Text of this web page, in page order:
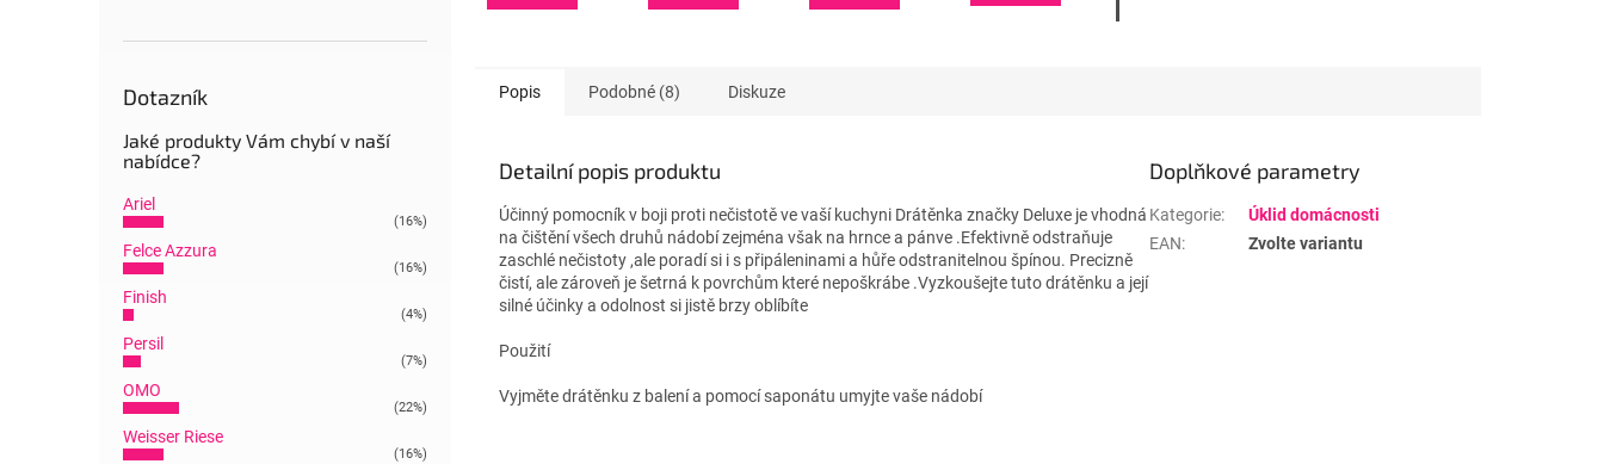
Dotazník
Jaké produkty Vám chybí v naší
nabídce?
Ariel
(16%)
Felce Azzura
(16%)
Finish
(4%)
Persil
(7%)
OMO
(22%)
Weisser Riese
(16%)
Popis Podobné (8) Diskuze
Detailní popis produktu
Účinný pomocník v boji proti nečistotě ve vaší kuchyni Drátěnka značky Deluxe je vhodná
na čištění všech druhů nádobí zejména však na hrnce a pánve .Efektivně odstraňuje
zaschlé nečistoty ,ale poradí si i s připáleninami a hůře odstranitelnou špínou. Precizně
čistí, ale zároveň je šetrná k povrchům které nepoškrábe .Vyzkoušejte tuto drátěnku a její
silné účinky a odolnost si jistě brzy oblíbíte
Použití
Vyjměte drátěnku z balení a pomocí saponátu umyjte vaše nádobí
Doplňkové parametry
Kategorie:
Úklid domácnosti
EAN: Zvolte variantu